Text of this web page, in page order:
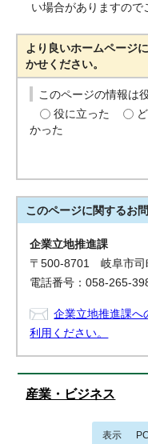
い場合がありますので
より良いホームページ
かせください。
このページの情報は
役に立った
かった
このページに関するお
企業立地推進課
〒500-8701 岐阜市
電話番号：058-265-
企業立地推進課へ
利用ください。
産業・ビジネス
表示 PC